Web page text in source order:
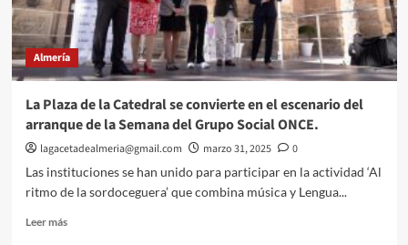
para
mejoras
urbanas
y
medioambientales
Gérgal.
Almería
La Plaza de la Catedral se convierte en el escenario del
arranque de la Semana del Grupo Social ONCE.
lagacetadealmeria@gmail.com marzo 31, 2025
0
Las instituciones se han unido para participar en la actividad ‘Al
ritmo de la sordoceguera’ que combina música y Lengua...
Leer másLeer